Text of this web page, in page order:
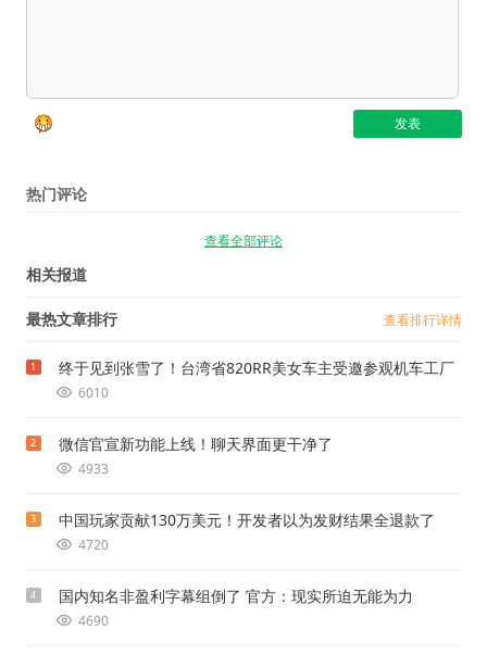
热门评论
查看全部评论
相关报道
最热文章排行 查看排行详情
1 终于见到张雪了！台湾省820RR美女车主受邀参观机车工厂
6010
2 微信官宣新功能上线！聊天界面更干净了
4933
3 中国玩家贡献130万美元！开发者以为发财结果全退款了
4720
4 国内知名非盈利字幕组倒了 官方：现实所迫无能为力
4690